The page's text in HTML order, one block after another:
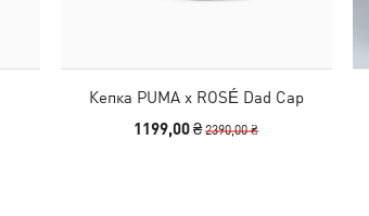
Кепка PUMA x ROSÉ Dad Cap
1199,00 ₴2390,00 ₴